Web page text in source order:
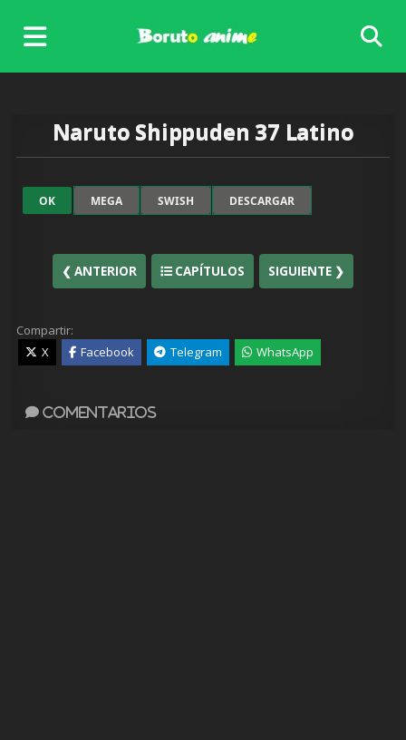
content
Naruto Shippuden 37 Latino
OK MEGA SWISH DESCARGAR
❮ ANTERIOR CAPÍTULOS SIGUIENTE ❯
Compartir:
X
Facebook Telegram WhatsApp
Comentarios